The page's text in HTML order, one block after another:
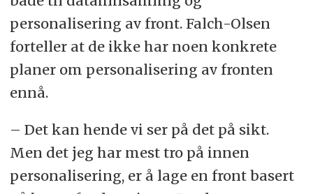
personalisering av front. Falch-Olsen
forteller at de ikke har noen konkrete
planer om personalisering av fronten
ennå.
– Det kan hende vi ser på det på sikt.
Men det jeg har mest tro på innen
personalisering, er å lage en front basert